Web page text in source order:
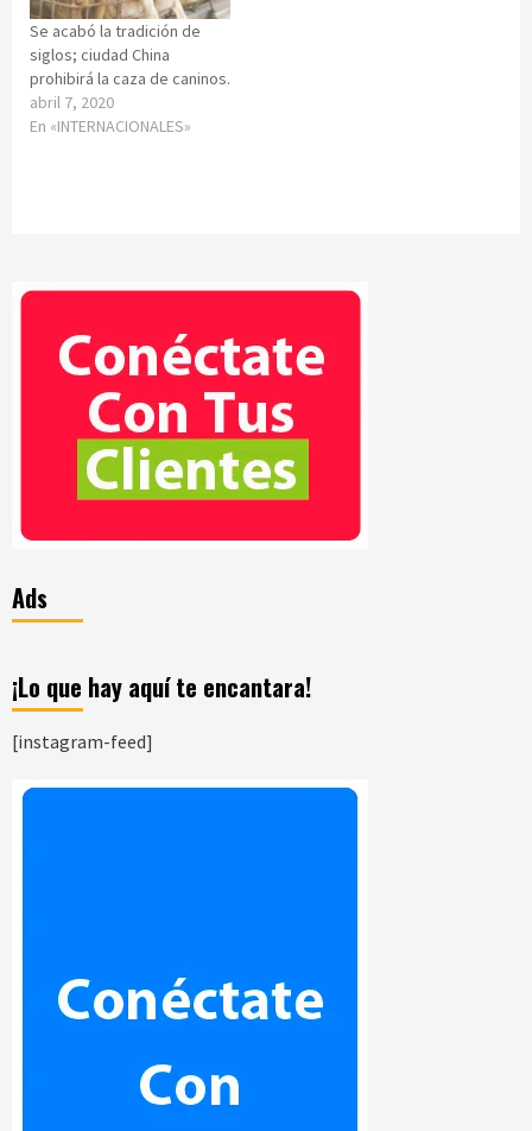
Se acabó la tradición de
siglos; ciudad China
prohibirá la caza de caninos.
abril 7, 2020
En «INTERNACIONALES»
Ads
¡Lo que hay aquí te encantara!
[instagram-feed]